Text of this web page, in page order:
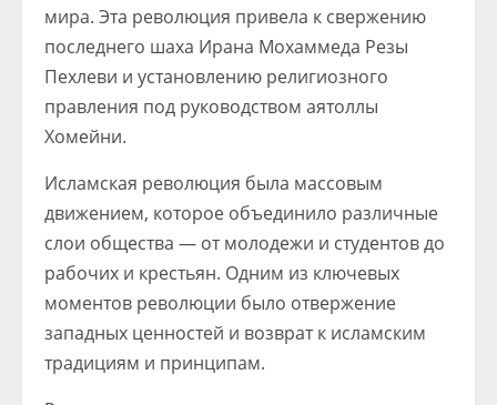
мира. Эта революция привела к свержению
последнего шаха Ирана Мохаммеда Резы
Пехлеви и установлению религиозного
правления под руководством аятоллы
Хомейни.
Исламская революция была массовым
движением, которое объединило различные
слои общества — от молодежи и студентов до
рабочих и крестьян. Одним из ключевых
моментов революции было отвержение
западных ценностей и возврат к исламским
традициям и принципам.